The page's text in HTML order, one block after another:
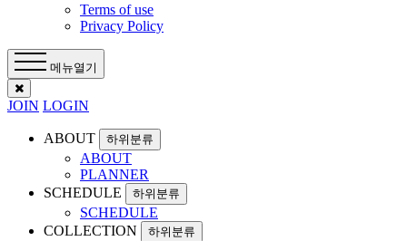
Terms of use
Privacy Policy
메뉴열기
JOIN LOGIN
ABOUT 하위분류
ABOUT
PLANNER
SCHEDULE
하위분류
SCHEDULE
COLLECTION
하위분류